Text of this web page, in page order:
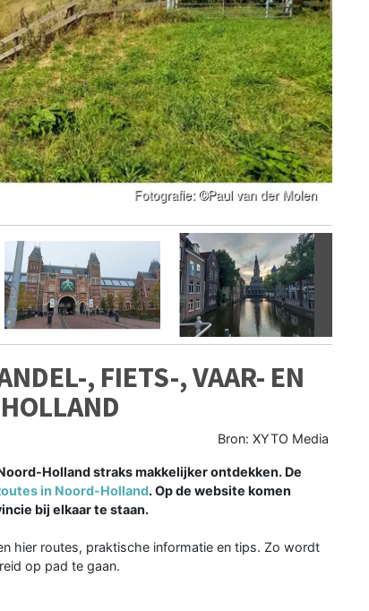
, FIETS-, VAAR- EN
Bron: XYTO Media
Holland straks makkelijker ontdekken. De
in Noord-Holland. Op de website komen
bij elkaar te staan.
hier routes, praktische informatie en tips. Zo wordt
op pad te gaan.